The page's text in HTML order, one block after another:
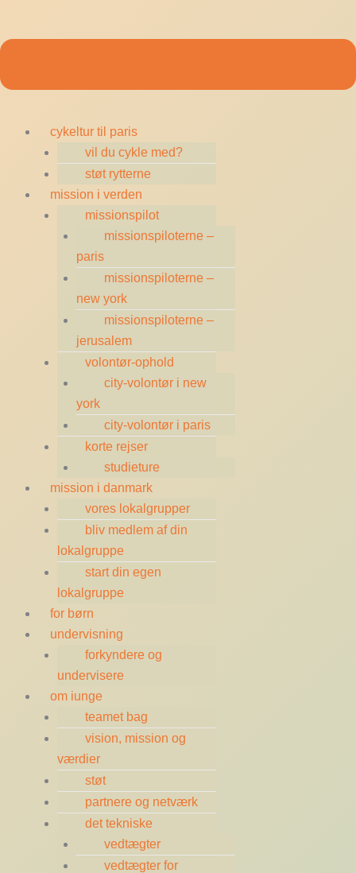
cykeltur til paris
vil du cykle med?
støt rytterne
mission i verden
missionspilot
missionspiloterne –
paris
missionspiloterne –
new york
missionspiloterne –
jerusalem
volontør-ophold
city-volontør i new
york
city-volontør i paris
korte rejser
studieture
mission i danmark
vores lokalgrupper
bliv medlem af din
lokalgruppe
start din egen
lokalgruppe
for børn
undervisning
forkyndere og
undervisere
om iunge
teamet bag
vision, mission og
værdier
støt
partnere og netværk
det tekniske
vedtægter
vedtægter for